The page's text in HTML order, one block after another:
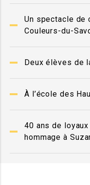
Un spectacle de
Couleurs-du-
Deux élèves de
À l’école des
40 ans de
hommage à